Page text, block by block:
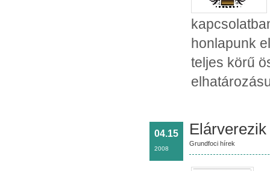
honlapunk
teljes körű
04.15
2008
Grundfoci hírek